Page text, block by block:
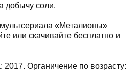
добычу соли.
«Металионы»
или скачивайте бесплатно и
2017. Органичение по возрасту: